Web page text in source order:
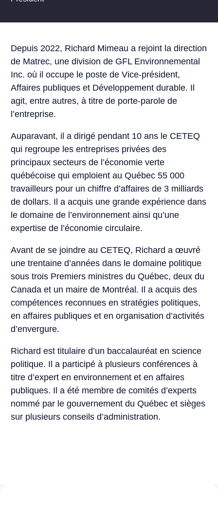
Depuis 2022, Richard Mimeau a rejoint la direction
de Matrec, une division de GFL Environnemental
Inc. où il occupe le poste de Vice-président,
Affaires publiques et Développement durable. Il
agit, entre autres, à titre de porte-parole de
l’entreprise.
Auparavant, il a dirigé pendant 10 ans le CETEQ
qui regroupe les entreprises privées des
principaux secteurs de l’économie verte
québécoise qui emploient au Québec 55 000
travailleurs pour un chiffre d’affaires de 3 milliards
de dollars. Il a acquis une grande expérience dans
le domaine de l’environnement ainsi qu’une
expertise de l’économie circulaire.
Avant de se joindre au CETEQ, Richard a œuvré
une trentaine d’années dans le domaine politique
sous trois Premiers ministres du Québec, deux du
Canada et un maire de Montréal. Il a acquis des
compétences reconnues en stratégies politiques,
en affaires publiques et en organisation d’activités
d’envergure.
Richard est titulaire d’un baccalauréat en science
politique. Il a participé à plusieurs conférences à
titre d’expert en environnement et en affaires
publiques. Il a été membre de comités d’experts
nommé par le gouvernement du Québec et sièges
sur plusieurs conseils d’administration.